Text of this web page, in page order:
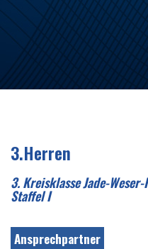
3.Herren
3. Kreisklasse Jade-
Staffel I
Ansprechpartner